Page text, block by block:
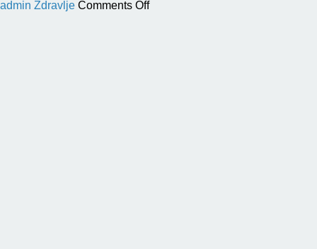
admin Zdravlje Comments Offon